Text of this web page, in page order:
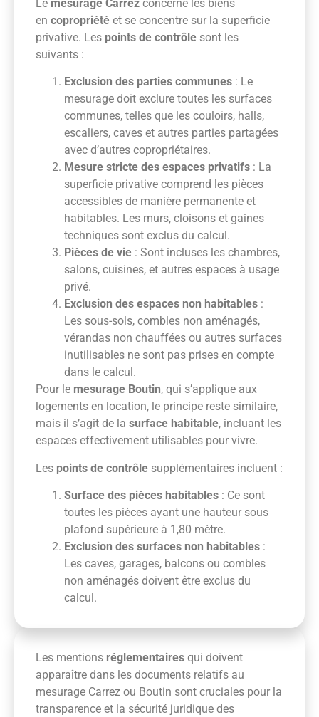
Le mesurage Carrez concerne les biens
en copropriété et se concentre sur la superficie
privative. Les points de contrôle sont les
suivants :
Exclusion des parties communes : Le
mesurage doit exclure toutes les surfaces
communes, telles que les couloirs, halls,
escaliers, caves et autres parties partagées
avec d’autres copropriétaires.
Mesure stricte des espaces privatifs : La
superficie privative comprend les pièces
accessibles de manière permanente et
habitables. Les murs, cloisons et gaines
techniques sont exclus du calcul.
Pièces de vie : Sont incluses les chambres,
salons, cuisines, et autres espaces à usage
privé.
Exclusion des espaces non habitables :
Les sous-sols, combles non aménagés,
vérandas non chauffées ou autres surfaces
inutilisables ne sont pas prises en compte
dans le calcul.
Pour le mesurage Boutin, qui s’applique aux
logements en location, le principe reste similaire,
mais il s’agit de la surface habitable, incluant les
espaces effectivement utilisables pour vivre.
Les points de contrôle supplémentaires incluent :
Surface des pièces habitables : Ce sont
toutes les pièces ayant une hauteur sous
plafond supérieure à 1,80 mètre.
Exclusion des surfaces non habitables :
Les caves, garages, balcons ou combles
non aménagés doivent être exclus du
calcul.
Les mentions réglementaires qui doivent
apparaître dans les documents relatifs au
mesurage Carrez ou Boutin sont cruciales pour la
transparence et la sécurité juridique des